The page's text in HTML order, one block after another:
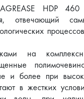
HDP
отвечающий
на
и более при
в жестких